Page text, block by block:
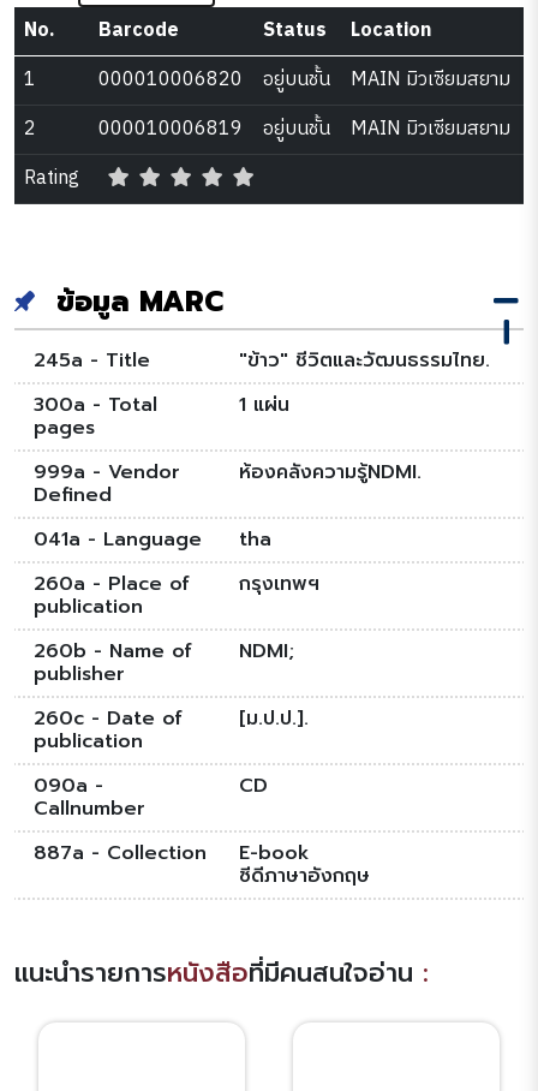
No. Barcode Status
Location
1
000010006820 อยู่บนชั้น
MAIN มิวเซียมสยาม
2
000010006819 อยู่บนชั้น
MAIN มิวเซียมสยาม
Rating
ข้อมูล MARC
245a - Title
"ข้าว" ชีวิตและวัฒนธรรมไทย.
300a - Total
pages
1 แผ่น
999a - Vendor
Defined
ห้องคลังความรู้NDMI.
041a - Language
tha
260a - Place of
publication
กรุงเทพฯ
260b - Name of
publisher
NDMI;
260c - Date of
publication
[ม.ป.ป.].
090a -
Callnumber
CD
887a - Collection E-book
ซีดีภาษาอังกฤษ
แนะนำรายการหนังสือที่มีคนสนใจอ่าน :